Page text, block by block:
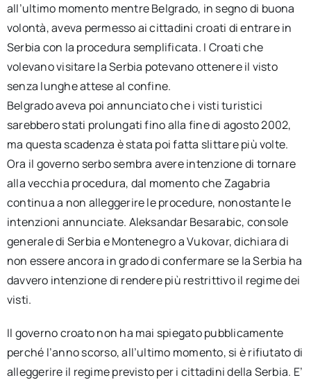
all’ultimo momento mentre Belgrado, in segno di buona
volontà, aveva permesso ai cittadini croati di entrare in
Serbia con la procedura semplificata. I Croati che
volevano visitare la Serbia potevano ottenere il visto
senza lunghe attese al confine.
Belgrado aveva poi annunciato che i visti turistici
sarebbero stati prolungati fino alla fine di agosto 2002,
ma questa scadenza è stata poi fatta slittare più volte.
Ora il governo serbo sembra avere intenzione di tornare
alla vecchia procedura, dal momento che Zagabria
continua a non alleggerire le procedure, nonostante le
intenzioni annunciate. Aleksandar Besarabic, console
generale di Serbia e Montenegro a Vukovar, dichiara di
non essere ancora in grado di confermare se la Serbia ha
davvero intenzione di rendere più restrittivo il regime dei
visti.
Il governo croato non ha mai spiegato pubblicamente
perché l’anno scorso, all’ultimo momento, si è rifiutato di
alleggerire il regime previsto per i cittadini della Serbia. E’